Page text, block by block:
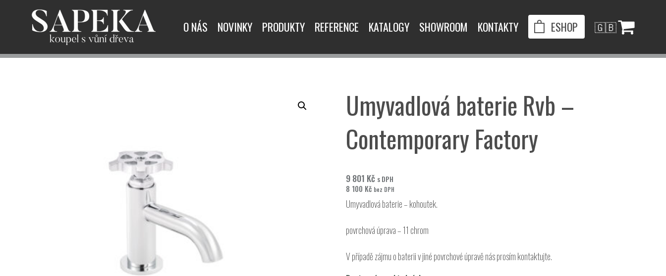
O NÁS NOVINKY PRODUKTY REFERENCE KATALOGY SHOWROOM KONTAKTY ESHOP 🇬🇧
Umyvadlová baterie Rvb –
Contemporary Factory
9 801 Kč s DPH
8 100 Kč bez DPH
Umyvadlová baterie – kohoutek.
povrchová úprava – 11 chrom
V případě zájmu o baterii v jiné povrchové úpravě nás prosím kontaktujte.